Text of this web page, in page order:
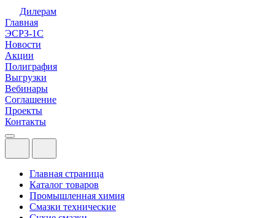
Дилерам
Главная
ЭСРЗ-1С
Новости
Акции
Полиграфия
Выгрузки
Вебинары
Соглашение
Проекты
Контакты
Главная страница
Каталог товаров
Промышленная химия
Смазки технические